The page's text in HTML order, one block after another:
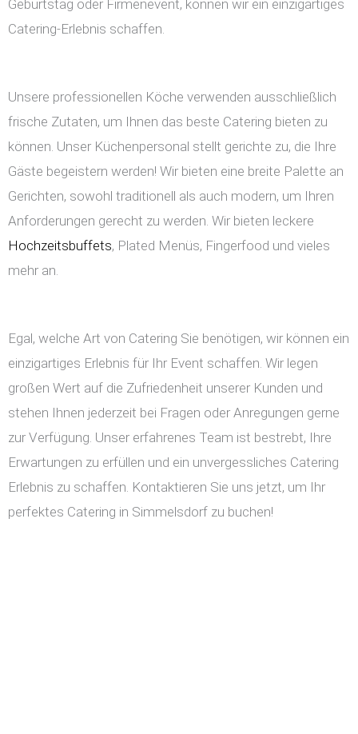
Geburtstag oder Firmenevent, können wir ein einzigartiges
Catering-Erlebnis schaffen.
Unsere professionellen Köche verwenden ausschließlich
frische Zutaten, um Ihnen das beste Catering bieten zu
können. Unser Küchenpersonal stellt gerichte zu, die Ihre
Gäste begeistern werden! Wir bieten eine breite Palette an
Gerichten, sowohl traditionell als auch modern, um Ihren
Anforderungen gerecht zu werden. Wir bieten leckere
Hochzeitsbuffets, Plated Menüs, Fingerfood und vieles
mehr an.
Egal, welche Art von Catering Sie benötigen, wir können ein
einzigartiges Erlebnis für Ihr Event schaffen. Wir legen
großen Wert auf die Zufriedenheit unserer Kunden und
stehen Ihnen jederzeit bei Fragen oder Anregungen gerne
zur Verfügung. Unser erfahrenes Team ist bestrebt, Ihre
Erwartungen zu erfüllen und ein unvergessliches Catering
Erlebnis zu schaffen. Kontaktieren Sie uns jetzt, um Ihr
perfektes Catering in Simmelsdorf zu buchen!